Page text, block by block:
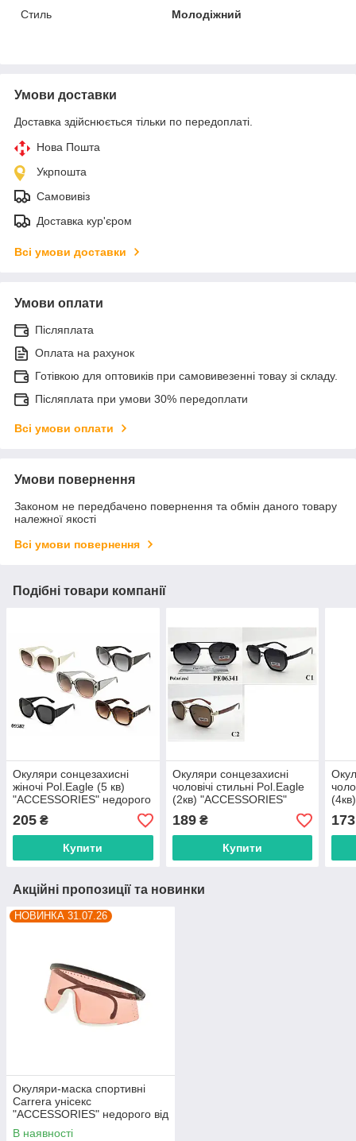
Стиль
Молодіжний
Умови доставки
Доставка здійснюється тільки по передоплаті.
Нова Пошта
Укрпошта
Самовивіз
Доставка кур'єром
Всі умови доставки
Умови оплати
Післяплата
Оплата на рахунок
Готівкою для оптовиків при самовивезенні товау зі складу.
Післяплата при умови 30% передоплати
Всі умови оплати
Умови повернення
Законом не передбачено повернення та обмін даного товару
належної якості
Всі умови повернення
Подібні товари компанії
Окуляри сонцезахисні
жіночі Pol.Eagle (5 кв)
"ACCESSORIES" недорого
від прямого
постачальника
205 ₴
Купити
Окуляри сонцезахисні
чоловічі стильні Pol.Eagle
(2кв) "ACCESSORIES"
недорого від прямого
постачальника
189₴
Купити
173
Акційні пропозиції та новинки
НОВИНКА 31.07.26
Окуляри-маска спортивні
Carrera унісекс
"ACCESSORIES" недорого від
прямого постачальника
В наявності